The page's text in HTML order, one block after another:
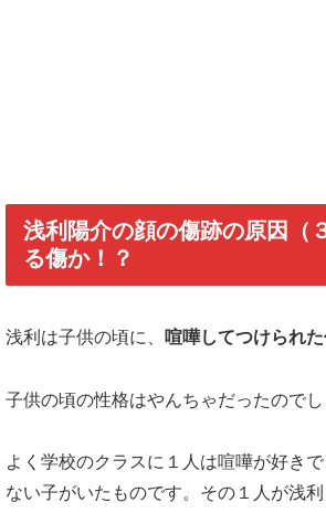
浅利陽介の顔の傷跡の原因（
る傷か！？
浅利は子供の頃に、 喧嘩してつけられ
子供の頃の性格はやんちゃだったのでし
よく学校のクラスに１人は喧嘩が好き
ない子がいたものです。その１人が浅利